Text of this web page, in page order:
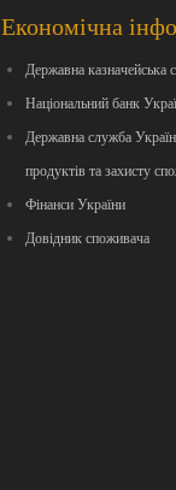
Економічна
Державна казначейська
Національний банк
Державна служба
продуктів та захисту
Фінанси України
Довідник споживача